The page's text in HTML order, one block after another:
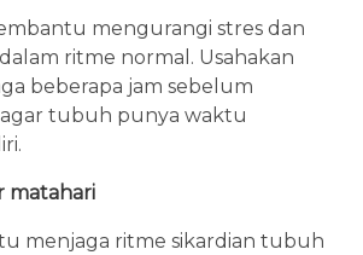
mengurangi stres dan
ritme normal. Usahakan
beberapa jam sebelum
tubuh punya waktu
matahari
menjaga ritme sikardian tubuh